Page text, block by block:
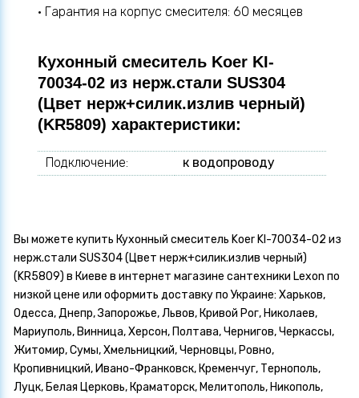
• Гарантия на корпус смесителя: 60 месяцев
Кухонный смеситель Koer KI-
70034-02 из нерж.стали SUS304
(Цвет нерж+силик.излив черный)
(KR5809) характеристики:
Подключение: к водопроводу
Вы можете купить Кухонный смеситель Koer KI-70034-02 из
нерж.стали SUS304 (Цвет нерж+силик.излив черный)
(KR5809) в Киеве в интернет магазине сантехники Lexon по
низкой цене или оформить доставку по Украине: Харьков,
Одесса, Днепр, Запорожье, Львов, Кривой Рог, Николаев,
Мариуполь, Винница, Херсон, Полтава, Чернигов, Черкассы,
Житомир, Сумы, Хмельницкий, Черновцы, Ровно,
Кропивницкий, Ивано-Франковск, Кременчуг, Тернополь,
Луцк, Белая Церковь, Краматорск, Мелитополь, Никополь,